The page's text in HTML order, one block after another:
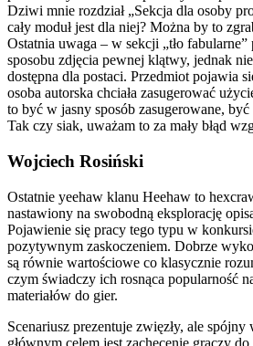
Dziwi mnie rozdział „Sekcja dla osoby
cały moduł jest dla niej? Można by to
Ostatnia uwaga – w sekcji „tło fabularne”
sposobu zdjęcia pewnej klątwy, jednak
dostępna dla postaci. Przedmiot pojawia
osoba autorska chciała zasugerować
to być w jasny sposób zasugerowane,
Tak czy siak, uważam to za mały błąd
Wojciech Rosiński
Ostatnie yeehaw klanu Heehaw to
nastawiony na swobodną eksplorację
Pojawienie się pracy tego typu w
pozytywnym zaskoczeniem. Dobrze
są równie wartościowe co klasycznie
czym świadczy ich rosnąca popularność
materiałów do gier.
Scenariusz prezentuje zwięzły, ale
głównym celem jest zachęcenie graczy